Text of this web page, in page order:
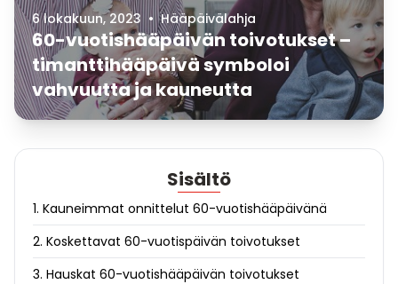
6 lokakuun, 2023 • Hääpäivälahja
60-vuotishääpäivän toivotukset –
timanttihääpäivä symboloi
vahvuutta ja kauneutta
Sisältö
1. Kauneimmat onnittelut 60-vuotishääpäivänä
2. Koskettavat 60-vuotispäivän toivotukset
3. Hauskat 60-vuotishääpäivän toivotukset